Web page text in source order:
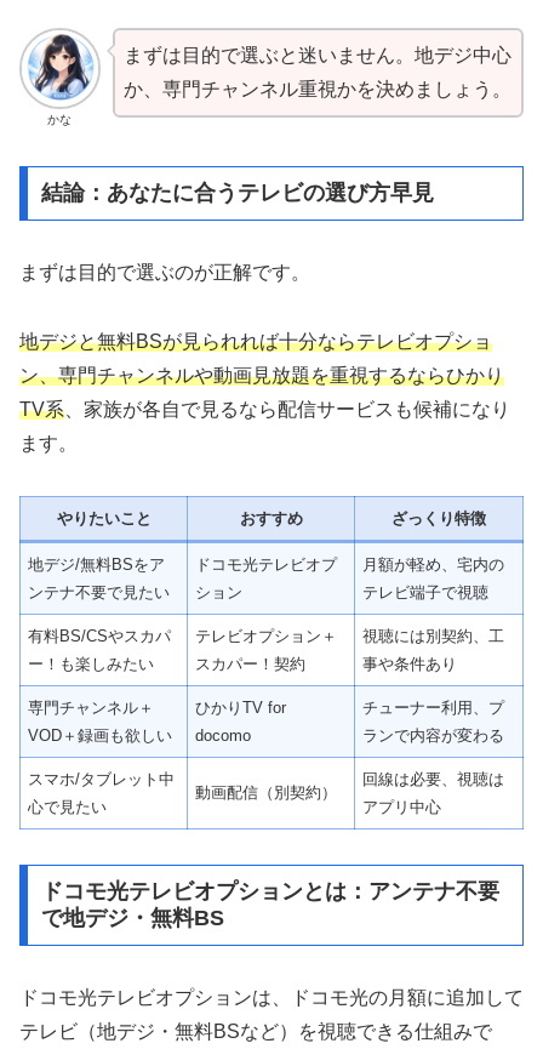
かな
まずは目的で選ぶと迷いません。地デジ中心
か、専門チャンネル重視かを決めましょう。
結論：あなたに合うテレビの選び方早見
まずは目的で選ぶのが正解です。
地デジと無料BSが見られれば十分ならテレビオプショ
ン、専門チャンネルや動画見放題を重視するならひかり
TV系 、家族が各自で見るなら配信サービスも候補になり
ます。
やりたいこと おすすめ ざっくり特徴
地デジ/無料BSをア
ンテナ不要で見たい
ドコモ光テレビオプ
ション
月額が軽め、宅内の
テレビ端子で視聴
有料BS/CSやスカパ
ー！も楽しみたい
テレビオプション＋
スカパー！契約
視聴には別契約、工
事や条件あり
専門チャンネル＋
VOD＋録画も欲しい
ひかりTV for
docomo
チューナー利用、プ
ランで内容が変わる
スマホ/タブレット中
心で見たい
動画配信（別契約）
回線は必要、視聴は
アプリ中心
ドコモ光テレビオプションとは：アンテナ不要
で地デジ・無料BS
ドコモ光テレビオプションは、ドコモ光の月額に追加して
テレビ（地デジ・無料BSなど）を視聴できる仕組みで